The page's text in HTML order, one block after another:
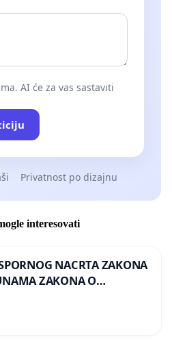
AI će za vas sastaviti
Privatnost po dizajnu
interesovati
NACRTA ZAKONA
ZAKONA O